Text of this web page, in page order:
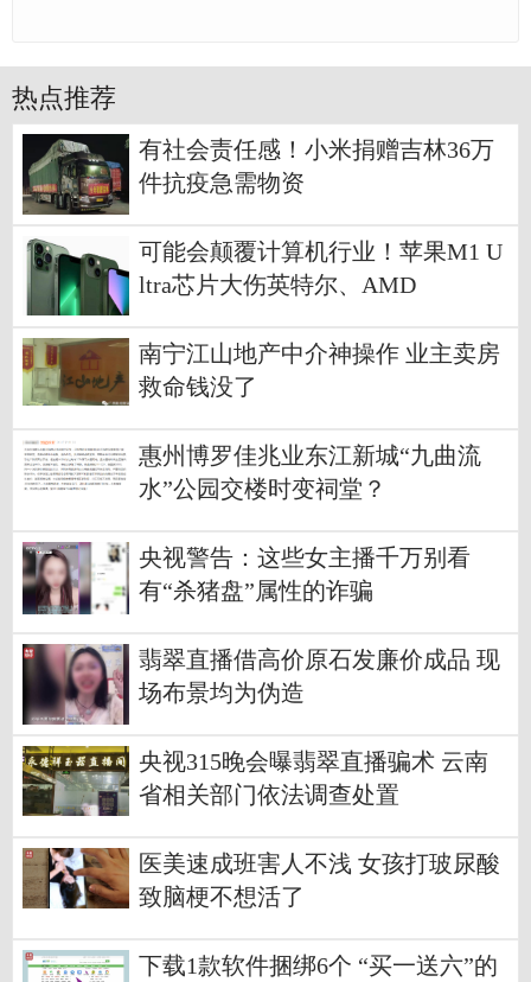
热点推荐
有社会责任感！小米捐赠吉林36万
件抗疫急需物资
可能会颠覆计算机行业！苹果M1 U
ltra芯片大伤英特尔、AMD
南宁江山地产中介神操作 业主卖房
救命钱没了
惠州博罗佳兆业东江新城“九曲流
水”公园交楼时变祠堂？
央视警告：这些女主播千万别看
有“杀猪盘”属性的诈骗
翡翠直播借高价原石发廉价成品 现
场布景均为伪造
央视315晚会曝翡翠直播骗术 云南
省相关部门依法调查处置
医美速成班害人不浅 女孩打玻尿酸
致脑梗不想活了
下载1款软件捆绑6个 “买一送六”的